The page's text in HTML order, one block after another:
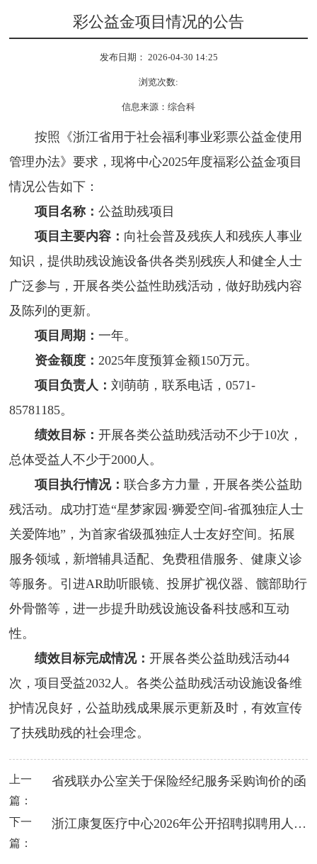
彩公益金项目情况的公告
发布日期： 2026-04-30 14:25
浏览次数:
信息来源：综合科
按照《浙江省用于社会福利事业彩票公益金使用
管理办法》要求，现将中心2025年度福彩公益金项目
情况公告如下：
项目名称：公益助残项目
项目主要内容： 向社会普及残疾人和残疾人事业
知识，提供助残设施设备供各类别残疾人和健全人士
广泛参与，开展各类公益性助残活动，做好助残内容
及陈列的更新。
项目周期：一年。
资金额度： 2025年度预算金额150万元。
项目负责人：刘萌萌，联系电话，0571-
85781185。
绩效目标：开展各类公益助残活动不少于10次，
总体受益人不少于2000人。
项目执行情况：联合多方力量，开展各类公益助
残活动。成功打造“星梦家园·狮爱空间-省孤独症人士
关爱阵地”，为首家省级孤独症人士友好空间。拓展
服务领域，新增辅具适配、免费租借服务、健康义诊
等服务。引进AR助听眼镜、投屏扩视仪器、髋部助行
外骨骼等，进一步提升助残设施设备科技感和互动
性。
绩效目标完成情况：开展各类公益助残活动44
次，项目受益2032人。各类公益助残活动设施设备维
护情况良好，公益助残成果展示更新及时，有效宣传
了扶残助残的社会理念。
上一
篇：
省残联办公室关于保险经纪服务采购询价的函
下一
篇：
浙江康复医疗中心2026年公开招聘拟聘用人员公示